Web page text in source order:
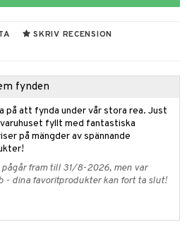
SKRIV RECENSION
fynden
på att fynda under vår stora rea. Just
varuhuset fyllt med fantastiska
på mängder av spännande
pågår fram till 31/8-2026, men var
- dina favoritprodukter kan fort ta slut!